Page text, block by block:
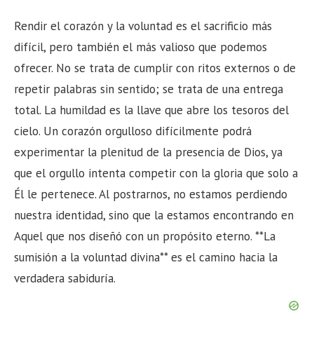
Rendir el corazón y la voluntad es el sacrificio más
difícil, pero también el más valioso que podemos
ofrecer. No se trata de cumplir con ritos externos o de
repetir palabras sin sentido; se trata de una entrega
total. La humildad es la llave que abre los tesoros del
cielo. Un corazón orgulloso difícilmente podrá
experimentar la plenitud de la presencia de Dios, ya
que el orgullo intenta competir con la gloria que solo a
Él le pertenece. Al postrarnos, no estamos perdiendo
nuestra identidad, sino que la estamos encontrando en
Aquel que nos diseñó con un propósito eterno. **La
sumisión a la voluntad divina** es el camino hacia la
verdadera sabiduría.